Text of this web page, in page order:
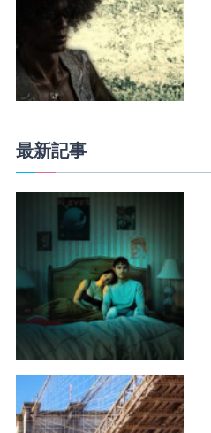
最新記事